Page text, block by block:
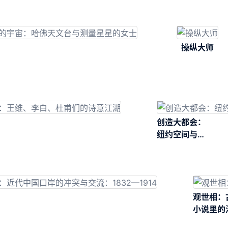
操纵大师
创造大都会：
纽约空间与制
观世相：
小说里的